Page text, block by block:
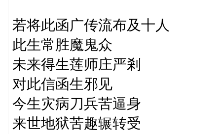
若将此函广传流布及十人
此生常胜魔鬼众
未来得生莲师庄严剎
对此信函生邪见
今生灾病刀兵苦逼身
来世地狱苦趣辗转受